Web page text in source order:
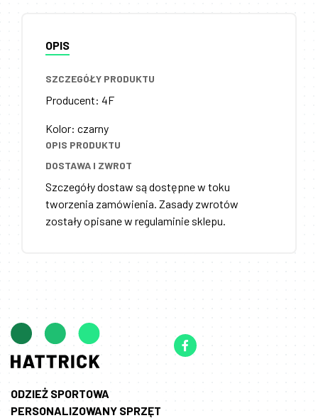
OPIS
SZCZEGÓŁY PRODUKTU
Producent: 4F
Kolor: czarny
OPIS PRODUKTU
DOSTAWA I ZWROT
Szczegóły dostaw są dostępne w toku
tworzenia zamówienia. Zasady zwrotów
zostały opisane w regulaminie sklepu.
ODZIEŻ SPORTOWA
PERSONALIZOWANY SPRZĘT